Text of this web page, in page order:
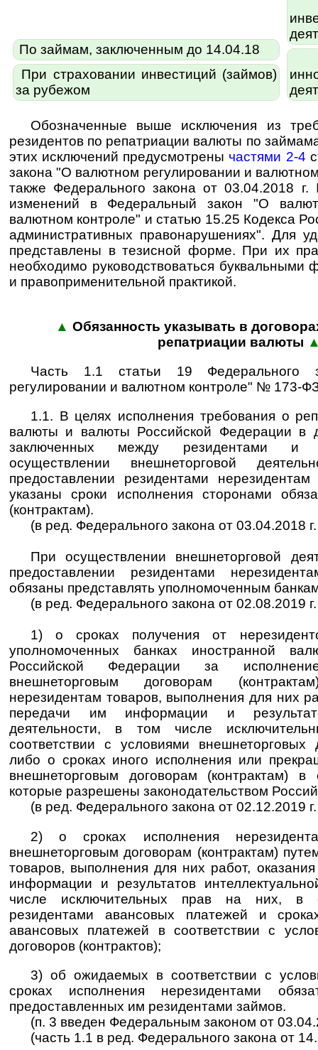
По займам, заключенным до 14.04.18
При страховании инвестиций (займов)
за рубежом
Обозначенные выше исключения из
резидентов по репатриации валюты по
этих исключений предусмотрены частями 2-4
закона "О валютном регулировании и
также Федерального закона от 03.04.2018
изменений в Федеральный закон "О
валютном контроле" и статью 15.25 Кодекса
административных правонарушениях". Для
представлены в тезисной форме. При их
необходимо руководствоваться бук­валь­ны­ми
и правоприменительной практикой.
▲ Обязанность указывать в
репатриации валюты
Часть 1.1 статьи 19 Федерального
регулировании и валютном контроле" № 173-
1.1. В целях исполнения требования о
валюты и валюты Российской Федерации в
заключенных между резидентами и
осуществлении внешнеторговой
предоставлении резидентами
указаны сроки исполнения сторонами
(контрактам).
(в ред. Федерального закона от 03.04.2018
При осуществлении внешнеторговой
предоставлении резидентами
обязаны представлять уполномоченным
(в ред. Федерального закона от 02.08.2019
1) о сроках получения от
уполномоченных банках иностранной
Российской Федерации за
внешнеторговым договорам
нерезидентам товаров, выполнения для них
передачи им информации и
деятельности, в том числе
соответствии с условиями внешнеторговых
либо о сроках иного исполнения или
внешнеторговым договорам (контрактам)
которые разрешены законодательством
(в ред. Федерального закона от 02.12.2019
2) о сроках исполнения
внешнеторговым договорам (контрактам)
товаров, выполнения для них работ,
информации и результатов
числе исключительных прав на них, в
резидентами авансовых платежей и
авансовых платежей в соответствии с
договоров (контрактов);
3) об ожидаемых в соответствии с
сроках исполнения нерезидентами
предоставленных им резидентами займов.
(п. 3 введен Федеральным законом от
(часть 1.1 в ред. Федерального закона от